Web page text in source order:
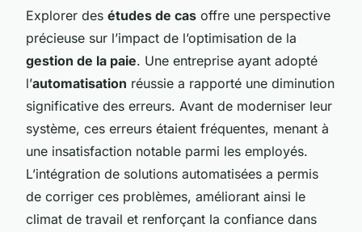
Explorer des études de cas offre une perspective
précieuse sur l’impact de l’optimisation de la
gestion de la paie. Une entreprise ayant adopté
l’automatisation réussie a rapporté une diminution
significative des erreurs. Avant de moderniser leur
système, ces erreurs étaient fréquentes, menant à
une insatisfaction notable parmi les employés.
L’intégration de solutions automatisées a permis
de corriger ces problèmes, améliorant ainsi le
climat de travail et renforçant la confiance dans